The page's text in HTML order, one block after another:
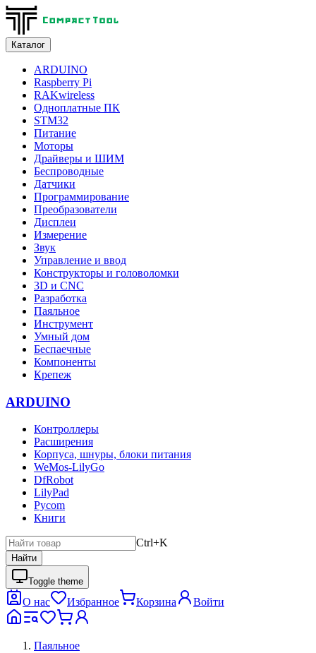
Каталог
ARDUINO
Raspberry Pi
RAKwireless
Одноплатные ПК
STM32
Питание
Моторы
Драйверы и ШИМ
Беспроводные
Датчики
Программирование
Преобразователи
Дисплеи
Измерение
Звук
Управление и ввод
Конструкторы и головоломки
3D и CNC
Разработка
Паяльное
Инструмент
Умный дом
Беспаечные
Компоненты
Крепеж
ARDUINO
Контроллеры
Расширения
Корпуса, шнуры, блоки питания
WeMos-LilyGo
DfRobot
LilyPad
Pycom
Книги
Ctrl+K
Найти
Toggle theme
О нас Избранное Корзина Войти
Паяльное